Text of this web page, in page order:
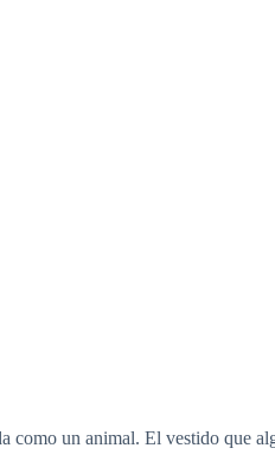
como un animal. El vestido que